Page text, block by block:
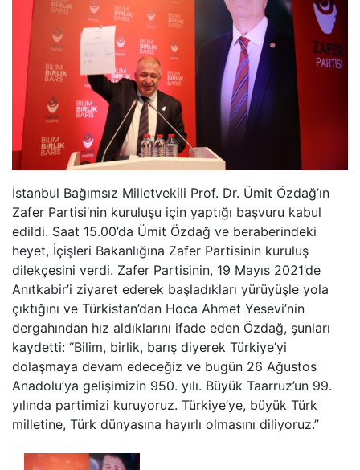
İstanbul Bağımsız Milletvekili Prof. Dr. Ümit Özdağ’ın
Zafer Partisi’nin kuruluşu için yaptığı başvuru kabul
edildi. Saat 15.00’da Ümit Özdağ ve beraberindeki
heyet, İçişleri Bakanlığına Zafer Partisinin kuruluş
dilekçesini verdi. Zafer Partisinin, 19 Mayıs 2021’de
Anıtkabir’i ziyaret ederek başladıkları yürüyüşle yola
çıktığını ve Türkistan’dan Hoca Ahmet Yesevi’nin
dergahından hız aldıklarını ifade eden Özdağ, şunları
kaydetti: “Bilim, birlik, barış diyerek Türkiye’yi
dolaşmaya devam edeceğiz ve bugün 26 Ağustos
Anadolu’ya gelişimizin 950. yılı. Büyük Taarruz’un 99.
yılında partimizi kuruyoruz. Türkiye’ye, büyük Türk
milletine, Türk dünyasına hayırlı olmasını diliyoruz.”